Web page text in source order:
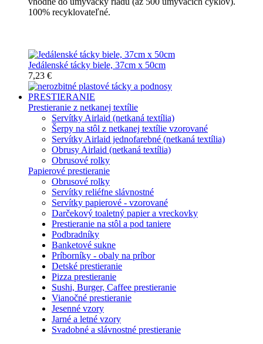
100% recyklovateľné.
Jedálenské tácky biele, 37cm x 50cm
7,23 €
PRESTIERANIE
Prestieranie z netkanej textílie
Servítky Airlaid (netkaná textília)
Šerpy na stôl z netkanej textílie vzorované
Servítky Airlaid jednofarebné (netkaná textília)
Obrusy Airlaid (netkaná textília)
Obrusové rolky
Papierové prestieranie
Obrusové rolky
Servítky reliéfne slávnostné
Servítky papierové - vzorované
Darčekový toaletný papier a vreckovky
Prestieranie na stôl a pod taniere
Podbradníky
Banketové sukne
Príborníky - obaly na príbor
Detské prestieranie
Pizza prestieranie
Sushi, Burger, Caffee prestieranie
Vianočné prestieranie
Jesenné vzory
Jarné a letné vzory
Svadobné a slávnostné prestieranie